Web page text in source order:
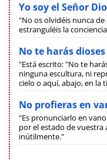
Yo soy el Señor
"No os olvidéis nunca
estranguléis la
No te harás
"Está escrito: "No te
ninguna escultura, ni
cielo o aquí, abajo, en la
No profieras en
"Es pronunciarlo en
por el estado de vuestra
inútilmente."